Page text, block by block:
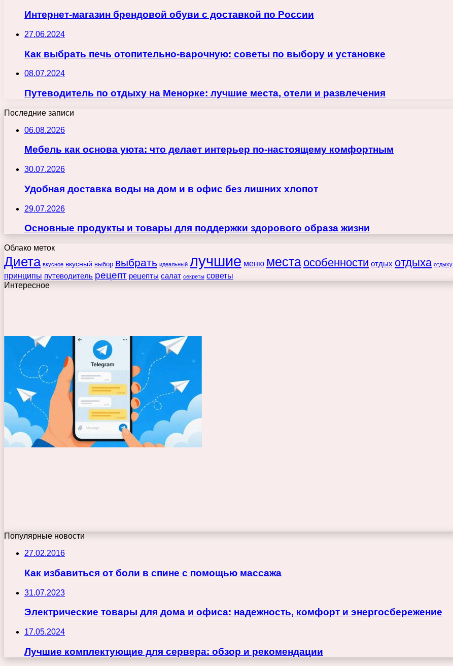
Интернет-магазин брендовой обуви с доставкой по России
27.06.2024
Как выбрать печь отопительно-варочную: советы по выбору и установке
08.07.2024
Путеводитель по отдыху на Менорке: лучшие места, отели и развлечения
Последние записи
06.08.2026
Мебель как основа уюта: что делает интерьер по-настоящему комфортным
30.07.2026
Удобная доставка воды на дом и в офис без лишних хлопот
29.07.2026
Основные продукты и товары для поддержки здорового образа жизни
Облако меток
Диета вкусное вкусный выбор выбрать идеальный лучшие меню места особенности отдых отдыха отдыху
принципы путеводитель рецепт рецепты салат секреты советы
Интересное
Популярные новости
27.02.2016
Как избавиться от боли в спине с помощью массажа
31.07.2023
Электрические товары для дома и офиса: надежность, комфорт и энергосбережение
17.05.2024
Лучшие комплектующие для сервера: обзор и рекомендации